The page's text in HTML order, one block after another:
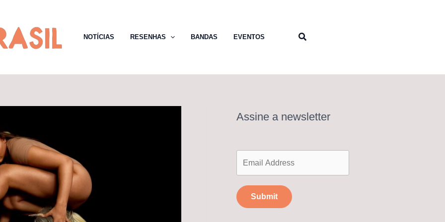
NOTÍCIAS RESENHAS BANDAS EVENTOS Pesquisar
Assine a newsletter
Submit